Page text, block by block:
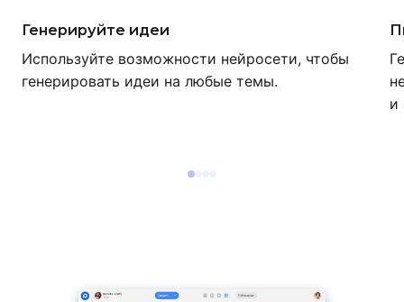
Генерируйте идеи
Используйте возможности нейросети, чтобы
генерировать идеи на любые темы.
и